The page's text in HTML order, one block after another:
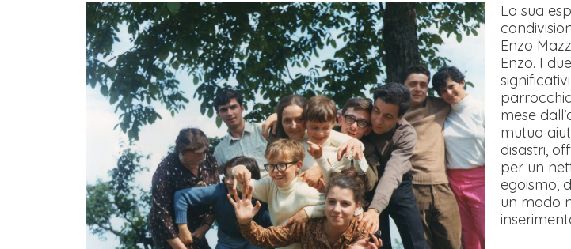
La sua
Enzo
Enzo. I
mese
mutuo
disastri,
per un
egoismo,
un modo